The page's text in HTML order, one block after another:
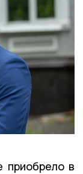
приобрело в